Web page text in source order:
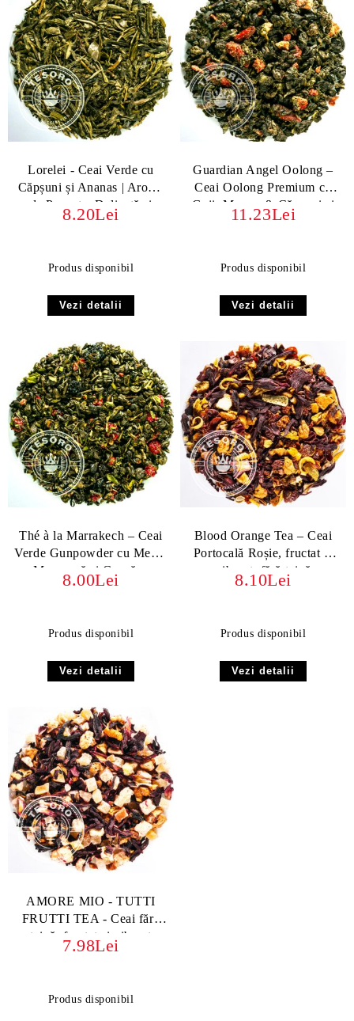
Lorelei - Ceai Verde cu
Căpșuni și Ananas | Aromă
de Poveste, Delicată și
Fructată
8.20Lei
Produs disponibil
Vezi detalii
Guardian Angel Oolong –
Ceai Oolong Premium cu
Goji, Mango & Căpșuni si
Milky Oolong
11.23Lei
Produs disponibil
Vezi detalii
Thé à la Marrakech – Ceai
Verde Gunpowder cu Mentă
Marocană și Coacăze
8.00Lei
Produs disponibil
Vezi detalii
Blood Orange Tea – Ceai
Portocală Roșie, fructat și
vibrant, fără teină
8.10Lei
Produs disponibil
Vezi detalii
AMORE MIO - TUTTI
FRUTTI TEA - Ceai fără
teină, fructat și vibrant
7.98Lei
Produs disponibil